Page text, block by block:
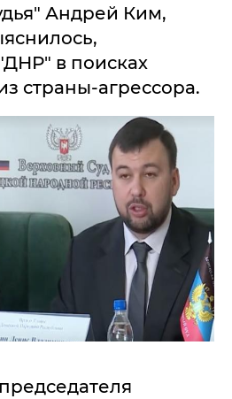
Андрей Ким,
в поисках
страны-агрессора.